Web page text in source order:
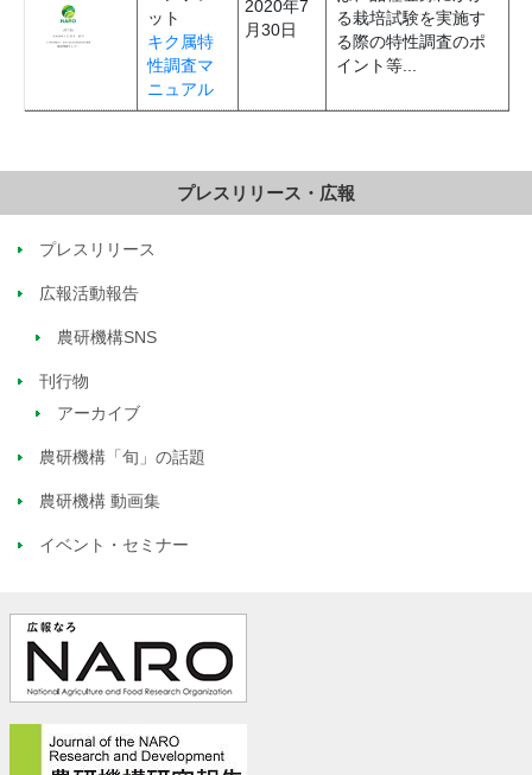
ット
キク属特
性調査マ
ニュアル
2020年7
月30日
る栽培試験を実施す
る際の特性調査のポ
イント等...
プレスリリース・広報
プレスリリース
広報活動報告
農研機構SNS
刊行物
アーカイブ
農研機構「旬」の話題
農研機構 動画集
イベント・セミナー